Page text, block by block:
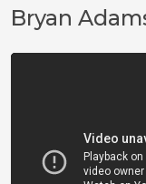
Bryan